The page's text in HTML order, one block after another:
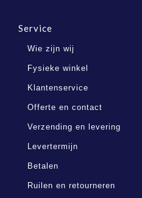
Service
Wie zijn wij
Fysieke winkel
Klantenservice
Offerte en contact
Verzending en levering
Levertermijn
Betalen
Ruilen en retourneren